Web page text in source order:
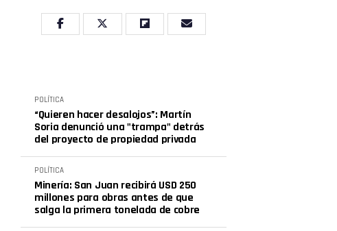
POLÍTICA
“Quieren hacer desalojos”: Martín
Soria denunció una "trampa" detrás
del proyecto de propiedad privada
POLÍTICA
Minería: San Juan recibirá USD 250
millones para obras antes de que
salga la primera tonelada de cobre